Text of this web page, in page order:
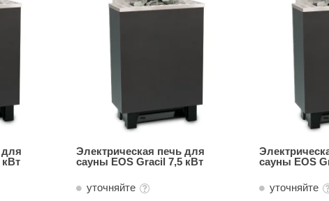
CeruttiSpa
Карельские легенды
Rento
для
Электрическая печь для
сауны EOS Gracil 7,5 кВт
уточняйте
сауны EOS
уточняйте